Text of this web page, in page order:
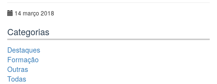
14 março 2018
Categorias
Destaques
Formação
Outras
Todas